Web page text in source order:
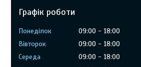
Графік роботи
Понеділок 09:00
18:00
Вівторок
09:00
18:00
Середа
09:00
18:00